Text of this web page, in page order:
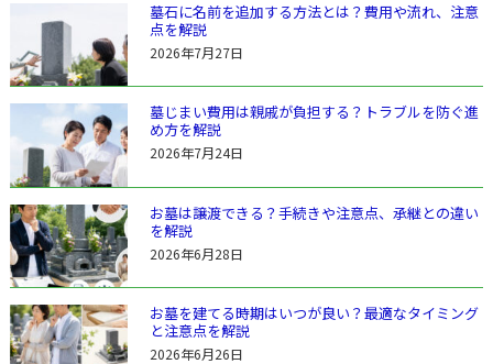
墓石に名前を追加する方法とは？費用や流れ、注意
点を解説
2026年7月27日
墓じまい費用は親戚が負担する？トラブルを防ぐ進
め方を解説
2026年7月24日
お墓は譲渡できる？手続きや注意点、承継との違い
を解説
2026年6月28日
お墓を建てる時期はいつが良い？最適なタイミング
と注意点を解説
2026年6月26日